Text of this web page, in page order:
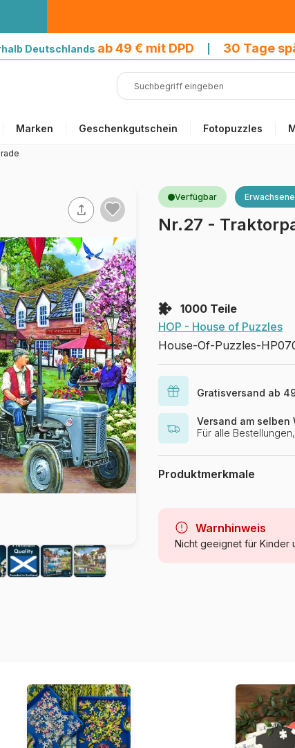
Deutschlands ab 49 € mit DPD 30 Tage
Marken Geschenkgutschein Fotopuzzles
Verfügbar
Nr.27 -
1000 Teile
HOP - House of Puzzles
House-Of-Puzzles-
Gratisversand ab
Versand am selben
Für alle
Produktmerkmale
Kategorie
Alter
Warnhinweis
Nicht geeignet für Kinder